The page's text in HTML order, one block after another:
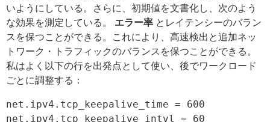
いようにしている。さらに、初期値を文書化し、次のよう
な効果を測定している。 エラー率 とレイテンシーのバラン
スを保つことができる。これにより、高速検出と追加ネッ
トワーク・トラフィックのバランスを保つことができる。
私はよく以下の行を出発点として使い、後でワークロード
ごとに調整する：
net.ipv4.tcp_keepalive_time = 600
net.ipv4.tcp_keepalive_intvl = 60